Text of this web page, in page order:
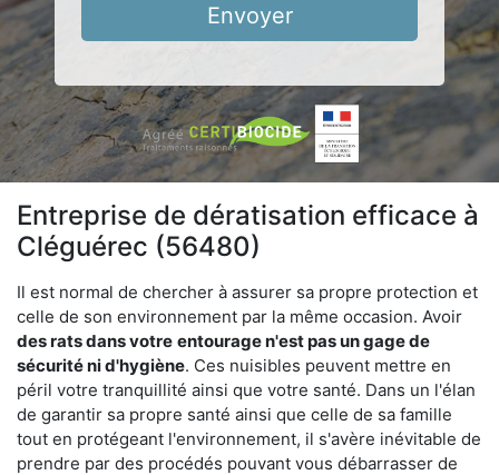
Envoyer
Entreprise de dératisation efficace à
Cléguérec (56480)
Il est normal de chercher à assurer sa propre protection et
celle de son environnement par la même occasion. Avoir
des rats dans votre entourage n'est pas un gage de
sécurité ni d'hygiène. Ces nuisibles peuvent mettre en
péril votre tranquillité ainsi que votre santé. Dans un l'élan
de garantir sa propre santé ainsi que celle de sa famille
tout en protégeant l'environnement, il s'avère inévitable de
prendre par des procédés pouvant vous débarrasser de